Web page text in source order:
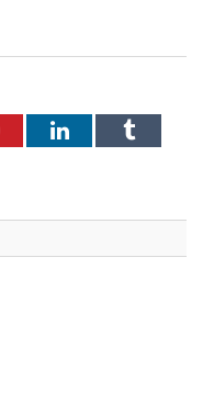
LinkedInTumblr